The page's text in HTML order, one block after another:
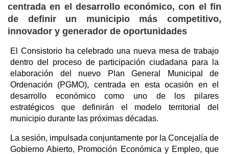
centrada en el desarrollo económico, con el fin
de definir un municipio más competitivo,
innovador y generador de oportunidades
El Consistorio ha celebrado una nueva mesa de trabajo
dentro del proceso de participación ciudadana para la
elaboración del nuevo Plan General Municipal de
Ordenación (PGMO), centrada en esta ocasión en el
desarrollo económico como uno de los pilares
estratégicos que definirán el modelo territorial del
municipio durante las próximas décadas.
La sesión, impulsada conjuntamente por la Concejalía de
Gobierno Abierto, Promoción Económica y Empleo, que